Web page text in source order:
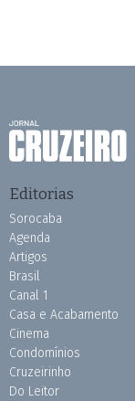
Editorias
Sorocaba
Agenda
Artigos
Brasil
Canal 1
Casa e Acabamento
Cinema
Condomínios
Cruzeirinho
Do Leitor